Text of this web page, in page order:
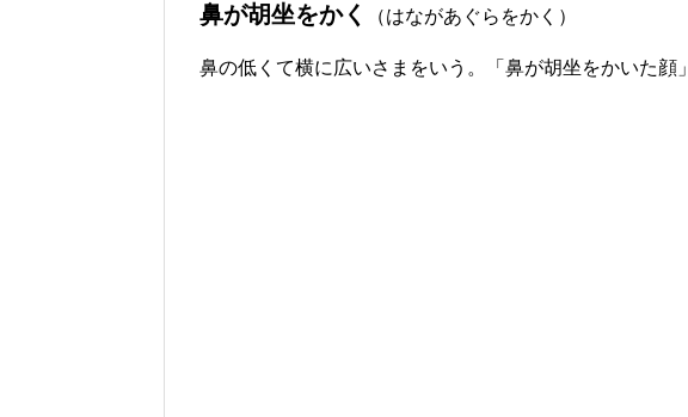
鼻が胡坐をかく （はながあぐらをかく）
鼻の低くて横に広いさまをいう。「鼻が胡坐をかいた顔」